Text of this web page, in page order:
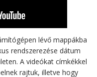
lévő mappákba
rendszerezése dátum
A videókat címkékkel
rajtuk, illetve hogy